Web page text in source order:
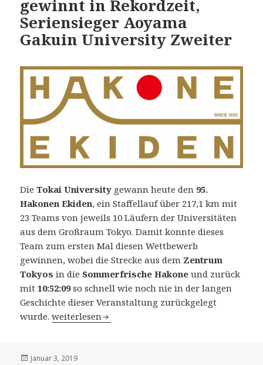
gewinnt in Rekordzeit,
Seriensieger Aoyama
Gakuin University Zweiter
DieTokai University gewann heute den 95.
Hakonen Ekiden, ein Staffellauf über 217,1 km mit
23 Teams von jeweils 10 Läufern der Universitäten
aus dem Großraum Tokyo. Damit konnte dieses
Team zum ersten Mal diesen Wettbewerb
gewinnen, wobei die Strecke aus dem Zentrum
Tokyos in die Sommerfrische Hakone und zurück
mit10:52:09so schnell wie noch nie in der langen
Geschichte dieser Veranstaltung zurückgelegt
wurde.95. Hakone Ekiden (Japan) am 2. und 3. Januar
weiterlesen
Veröffentlicht
Januar 3, 2019